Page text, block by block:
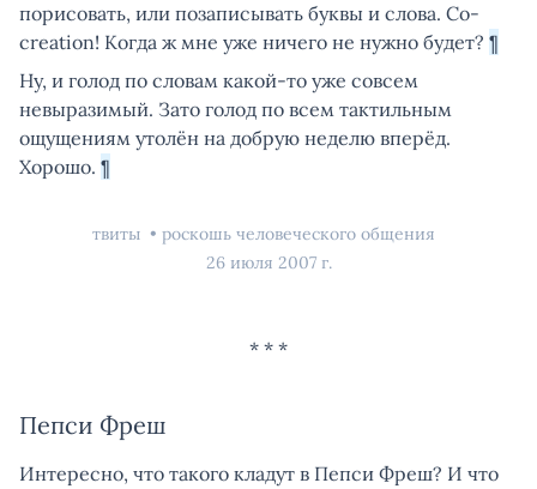
порисовать, или позаписывать буквы и слова. Co-
creation! Когда ж мне уже ничего не нужно будет? ¶
Ну, и голод по словам какой-то уже совсем
невыразимый. Зато голод по всем тактильным
ощущениям утолён на добрую неделю вперёд.
Хорошо. ¶
твиты
роскошь человеческого общения
26 июля 2007 г.
Пепси Фреш
Интересно, что такого кладут в Пепси Фреш? И что